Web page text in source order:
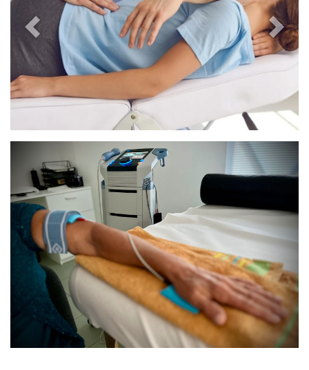
Previous Next